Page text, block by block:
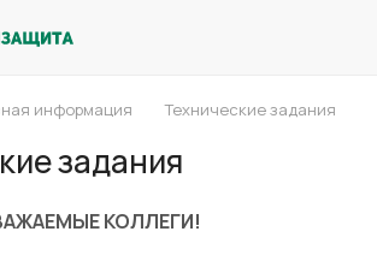
информация Технические задания
задания
КОЛЛЕГИ!